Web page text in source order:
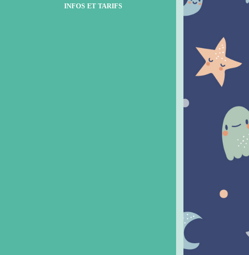
INFOS ET TARIFS